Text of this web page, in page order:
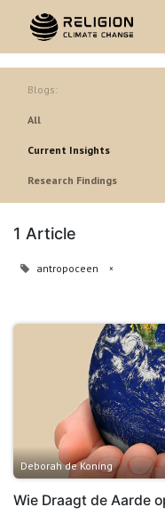
Blogs:
All
Current Insights
Research Findings
1 Article
antropoceen ×
Deborah de Koning
Wie Draagt de Aarde